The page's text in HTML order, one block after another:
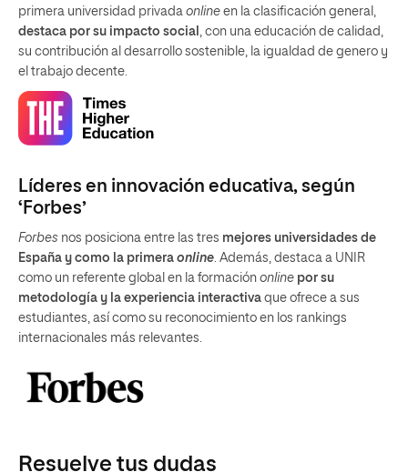
primera universidad privada online en la clasificación general,
destaca por su impacto social , con una educación de calidad,
su contribución al desarrollo sostenible, la igualdad de genero y
el trabajo decente.
Líderes en innovación educativa, según
‘Forbes’
Forbes nos posiciona entre las tres mejores universidades de
España y como la primera online . Además, destaca a UNIR
como un referente global en la formación online por su
metodología y la experiencia interactiva que ofrece a sus
estudiantes, así como su reconocimiento en los rankings
internacionales más relevantes.
Resuelve tus dudas